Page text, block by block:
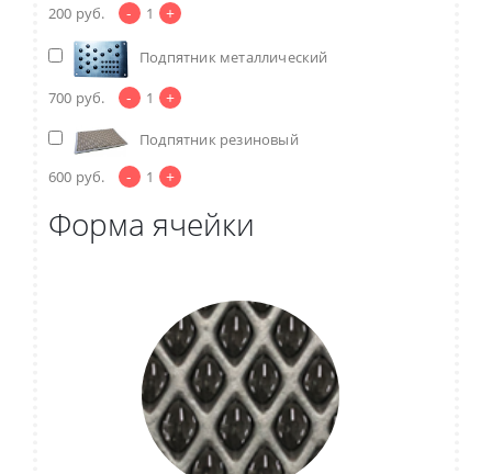
200 руб. - 1 +
Подпятник металлический
700 руб. - 1 +
Подпятник резиновый
600 руб. - 1 +
Форма ячейки